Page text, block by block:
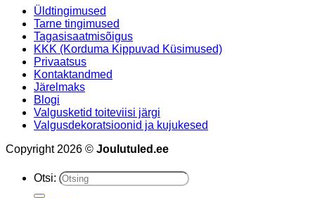
Üldtingimused
Tarne tingimused
Tagasisaatmisõigus
KKK (Korduma Kippuvad Küsimused)
Privaatsus
Kontaktandmed
Järelmaks
Blogi
Valgusketid toiteviisi järgi
Valgusdekoratsioonid ja kujukesed
Copyright 2026 © Joulutuled.ee
Otsi: